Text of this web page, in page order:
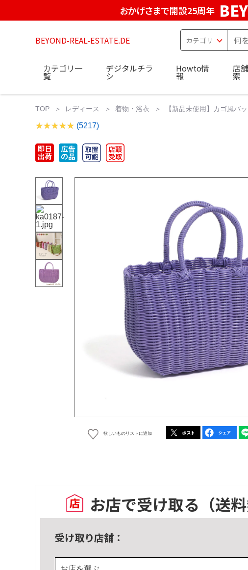
おかげさまで開設25周年
BEYOND-REAL-ESTATE.DE
カテゴリ一
覧
デジタルチラ
シ
Howto情
報
店
索
TOP レディース 着物・浴衣 【新品未使用】カゴ風バ
(5217)
欲しいものリストに追加
お店で受け取る （送
受け取り店舗：